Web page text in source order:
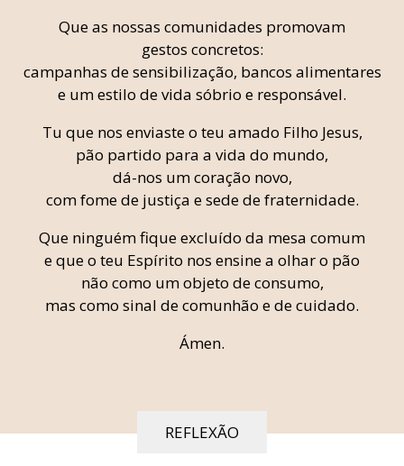
Que as nossas comunidades promovam
gestos concretos:
campanhas de sensibilização, bancos alimentares
e um estilo de vida sóbrio e responsável.
Tu que nos enviaste o teu amado Filho Jesus,
pão partido para a vida do mundo,
dá-nos um coração novo,
com fome de justiça e sede de fraternidade.
Que ninguém fique excluído da mesa comum
e que o teu Espírito nos ensine a olhar o pão
não como um objeto de consumo,
mas como sinal de comunhão e de cuidado.
Ámen.
REFLEXÃO